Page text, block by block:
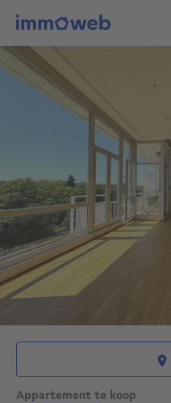
Appartement te koop